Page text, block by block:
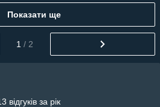
Показати ще
1 / 2
за рік